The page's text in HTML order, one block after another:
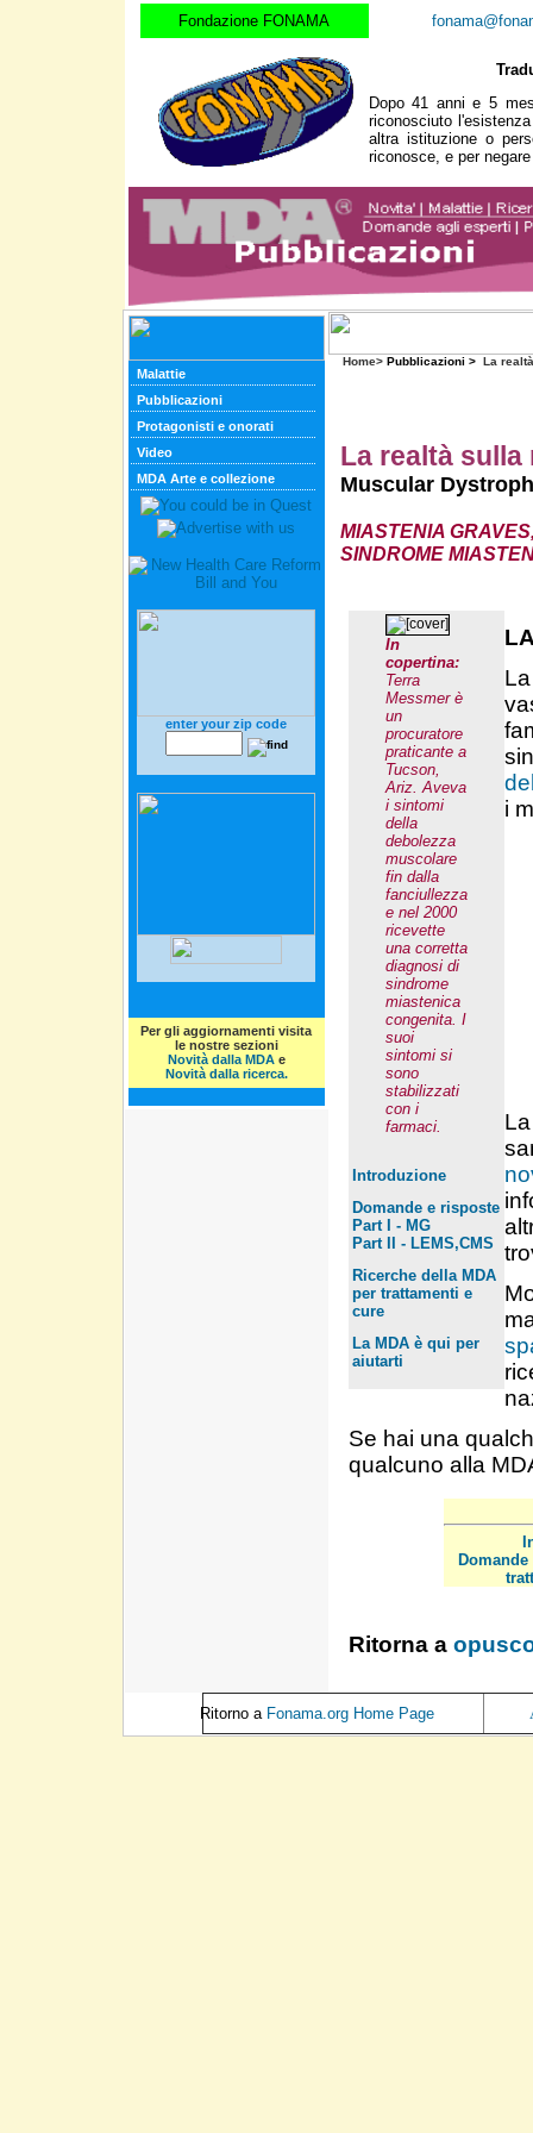
Fondazione FONAMA
Dopo 41 anni e 5
riconosciuto
altra istituzione o
riconosce, e per
Malattie
Pubblicazioni
Protagonisti e onorati
Video
MDA Arte e collezione
enter your zip code
Per gli aggiornamenti visita
le nostre sezioni
Novità dalla MDAe
Novità dalla ricerca.
Home> Pubblicazioni > La
La realtà sulla
Muscular
MIASTENIA
SINDROME
In
copertina:
Terra
Messmer è
un
procuratore
praticante a
Tucson,
Ariz. Aveva
i sintomi
della
debolezza
muscolare
fin dalla
fanciullezza
e nel 2000
ricevette
una corretta
diagnosi di
sindrome
miastenica
congenita. I
suoi
sintomi si
sono
stabilizzati
con i
farmaci.
Introduzione
Domande e risposte
Part I - MG
Part II - LEMS,CMS
Ricerche della MDA
per trattamenti e
cure
La MDA è qui per
aiutarti
i
Se hai una
qualcuno alla
Ritorna a
Ritorno a Fonama.org Home Page